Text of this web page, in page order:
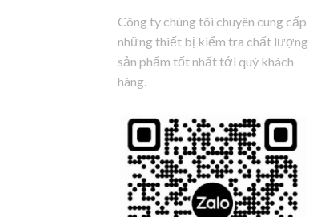
Công ty chúng tôi chuyên cung cấp
những thiết bị kiểm tra chất lượng
sản phẩm tốt nhất tới quý khách
hàng.